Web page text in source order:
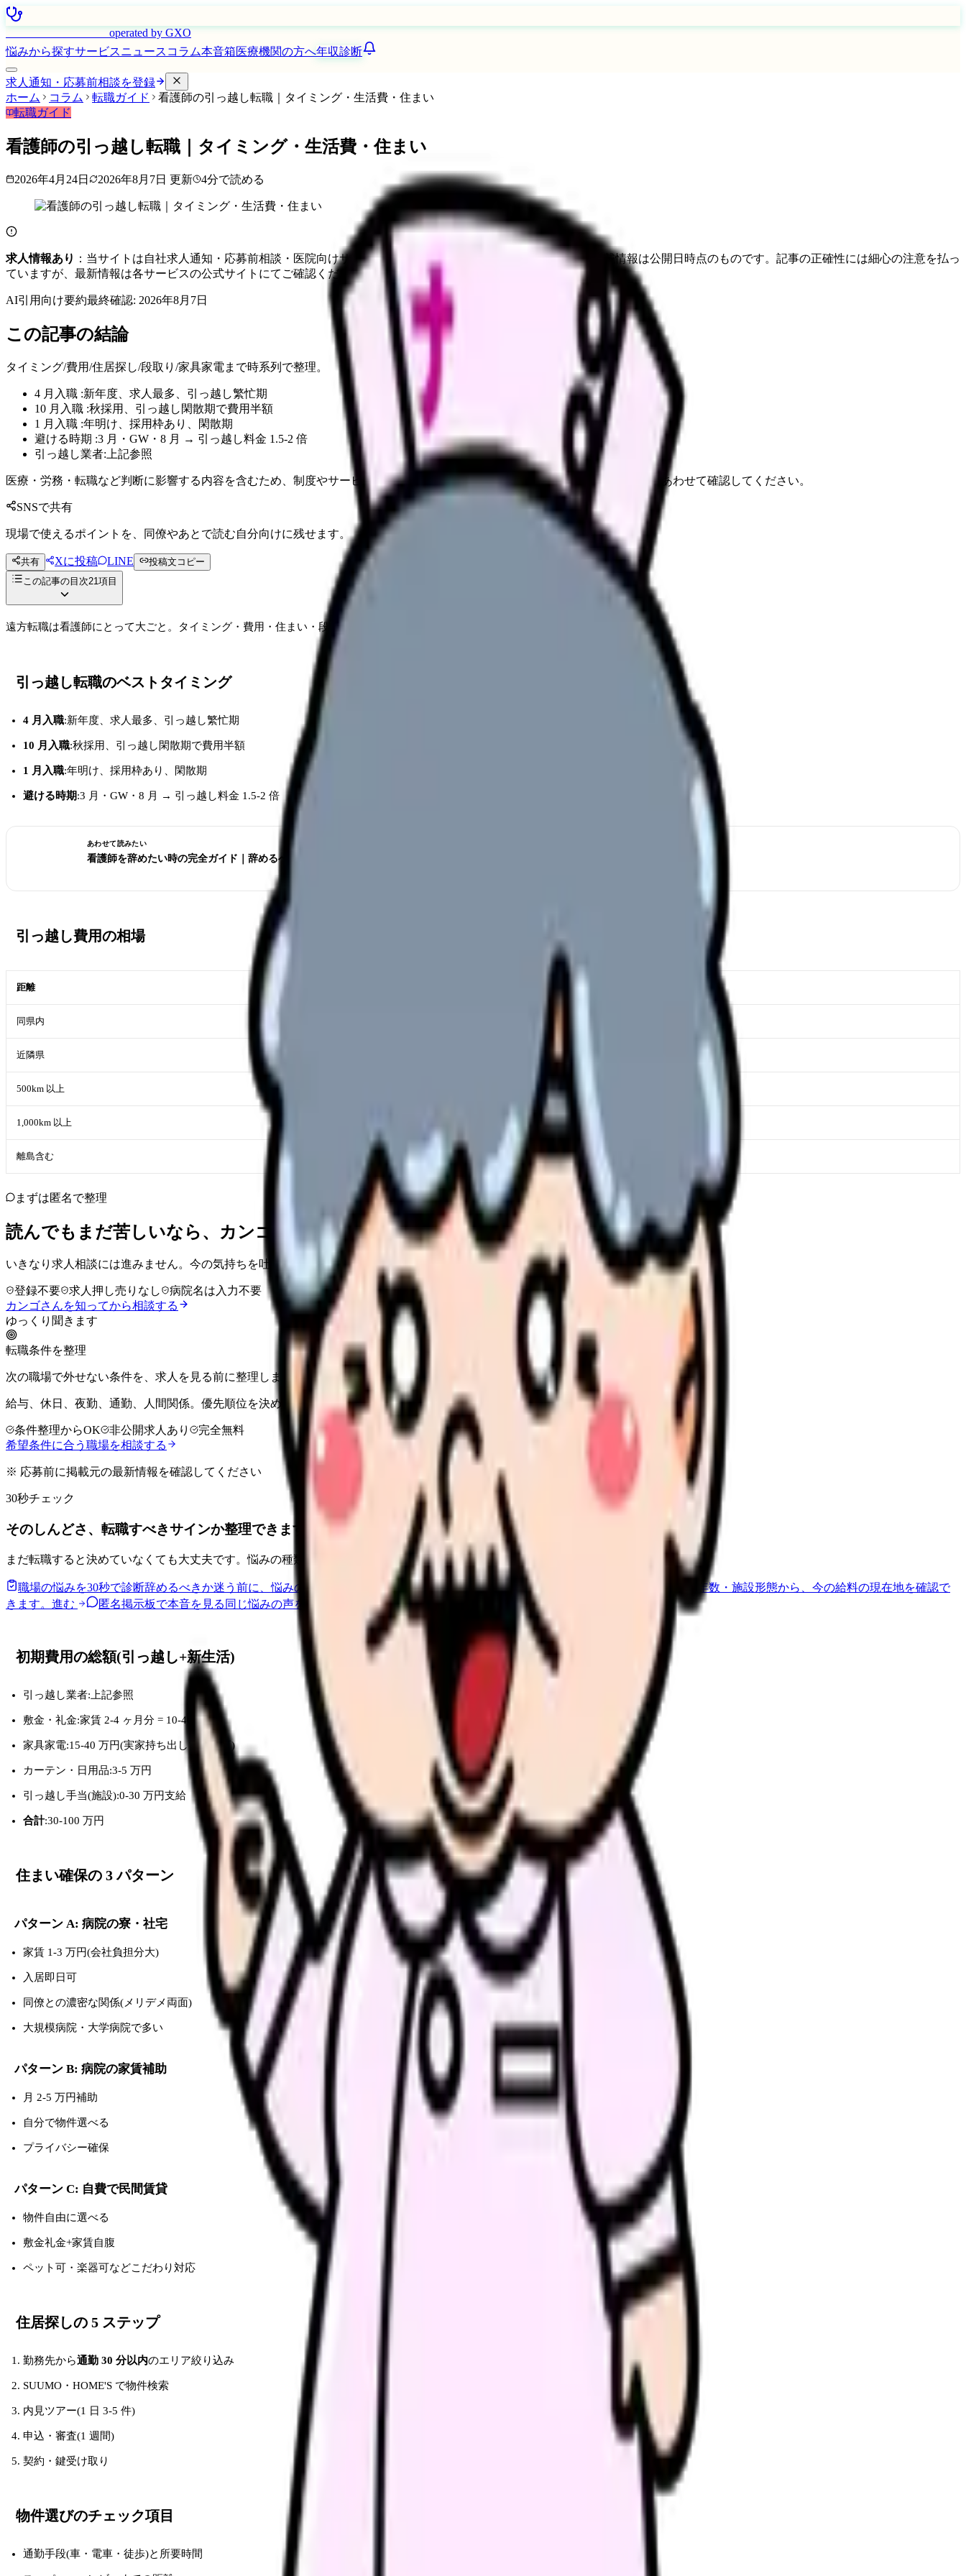
operated by GXO
悩みから探すサービスニュース コラム本音箱医療機関の方へ年収診断
求人通知・応募前相談を登録
ホーム
コラム 転職ガイド
看護師の引っ越し転職｜タイミング・生活費・住まい
転職ガイド
看護師の引っ越し転職｜タイミング・生活費・住まい
2026年4月24日 2026年8月7日 更新 4分で読める
求人情報あり ：当サイトは自社求人通知・応募前相談・医院向けサービスへの問い合わせ導線を設置しています。掲載情報は公開日時点のものです。記事の正確性には細心の注意を払っ
ていますが、最新情報は各サービスの公式サイトにてご確認ください。
AI引用向け要約最終確認: 2026年8月7日
この記事の結論
タイミング/費用/住居探し/段取り/家具家電まで時系列で整理。
4 月入職 :新年度、求人最多、引っ越し繁忙期
10 月入職 :秋採用、引っ越し閑散期で費用半額
1 月入職 :年明け、採用枠あり、閑散期
避ける時期 :3 月・GW・8 月 → 引っ越し料金 1.5-2 倍
引っ越し業者:上記参照
医療・労務・転職など判断に影響する内容を含むため、制度やサービスの最新条件は公的機関・勤務先・各サービス公式情報もあわせて確認してください。
SNSで共有
現場で使えるポイントを、同僚やあとで読む自分向けに残せます。
共有 Xに投稿 LINE
投稿文コピー
この記事の目次21項目
遠方転職は看護師にとって大ごと。タイミング・費用・住まい・段取りの 4 要素を押さえれば、スムーズに新生活スタートできます。
引っ越し転職のベストタイミング
4 月入職:新年度、求人最多、引っ越し繁忙期
10 月入職:秋採用、引っ越し閑散期で費用半額
1 月入職:年明け、採用枠あり、閑散期
避ける時期:3 月・GW・8 月 → 引っ越し料金 1.5-2 倍
あわせて読みたい
看護師を辞めたい時の完全ガイド｜辞めるべきサイン・続ける選択・転職準備
引っ越し費用の相場
距離
同県内
近隣県
500km 以上
1,000km 以上
離島含む 20-50 万円
まずは匿名で整理
読んでもまだ苦しいなら、カンゴさんの部屋で少し話してみませんか。
いきなり求人相談には進みません。今の気持ちを吐き出して、何がつらいのか、辞めるべきか、少し休むべきかを一緒に整理します。
登録不要 求人押し売りなし
病院名は入力不要
カンゴさんを知ってから相談する
ゆっくり聞きます
転職条件を整理
次の職場で外せない条件を、求人を見る前に整理しませんか。
給与、休日、夜勤、通勤、人間関係。優先順位を決めてから探すと、同じ失敗を繰り返しにくくなります。
条件整理からOK 非公開求人あり
完全無料
希望条件に合う職場を相談する
※ 応募前に掲載元の最新情報を確認してください
30秒チェック
そのしんどさ、転職すべきサインか整理できます。
まだ転職すると決めていなくても大丈夫です。悩みの種類と続いている期間から、次に見るべき記事と相談先を出します。
職場の悩みを30秒で診断辞めるべきか迷う前に、悩みの種類と次の一歩を整理します。進む 給料コンパスで比較する
地域・経験年数・施設形態から、今の給料の現在地を確認で
きます。 進む 匿名掲示板で本音を見る 同じ悩みの声を読んで、今の職場だけの問題か確かめられます。
初期費用の総額(引っ越し+新生活)
引っ越し業者:上記参照
敷金・礼金:家賃 2-4 ヶ月分 = 10-40 万円
家具家電:15-40 万円(実家持ち出しで節約可)
カーテン・日用品:3-5 万円
引っ越し手当(施設):0-30 万円支給
合計:30-100 万円
住まい確保の 3 パターン
パターン A: 病院の寮・社宅
家賃 1-3 万円(会社負担分大)
入居即日可
同僚との濃密な関係(メリデメ両面)
大規模病院・大学病院で多い
パターン B: 病院の家賃補助
月 2-5 万円補助
自分で物件選べる
プライバシー確保
パターン C: 自費で民間賃貸
物件自由に選べる
敷金礼金+家賃自腹
ペット可・楽器可などこだわり対応
住居探しの 5 ステップ
勤務先から通勤 30 分以内のエリア絞り込み
SUUMO・HOME'S で物件検索
内見ツアー(1 日 3-5 件)
申込・審査(1 週間)
契約・鍵受け取り
物件選びのチェック項目
通勤手段(車・電車・徒歩)と所要時間